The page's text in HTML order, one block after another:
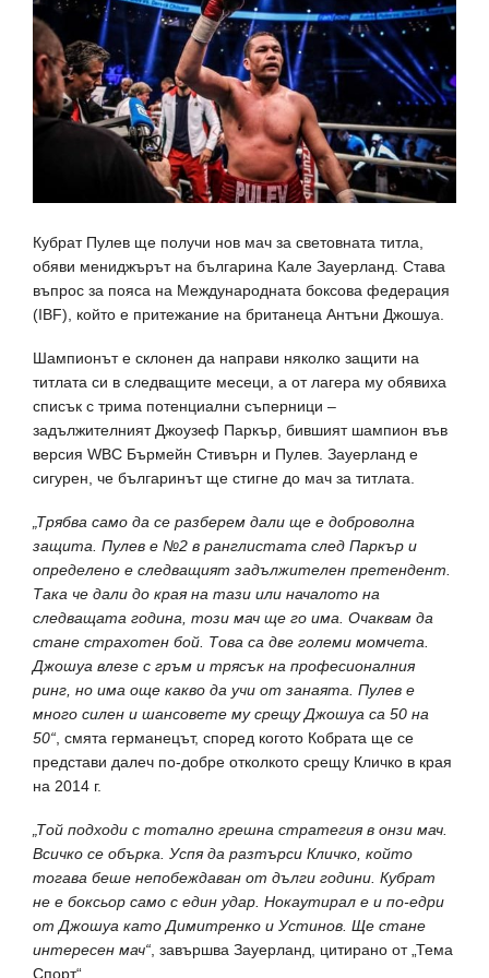
Кубрат Пулев ще получи нов мач за световната титла,
обяви мениджърът на българина Кале Зауерланд. Става
въпрос за пояса на Международната боксова федерация
(IBF), който е притежание на британеца Антъни Джошуа.
Шампионът е склонен да направи няколко защити на
титлата си в следващите месеци, а от лагера му обявиха
списък с трима потенциални съперници –
задължителният Джоузеф Паркър, бившият шампион във
версия WBC Бърмейн Стивърн и Пулев. Зауерланд е
сигурен, че българинът ще стигне до мач за титлата.
„Трябва само да се разберем дали ще е доброволна
защита. Пулев е №2 в ранглистата след Паркър и
определено е следващият задължителен претендент.
Така че дали до края на тази или началото на
следващата година, този мач ще го има. Очаквам да
стане страхотен бой. Това са две големи момчета.
Джошуа влезе с гръм и трясък на професионалния
ринг, но има още какво да учи от занаята. Пулев е
много силен и шансовете му срещу Джошуа са 50 на
50“ , смята германецът, според когото Кобрата ще се
представи далеч по-добре отколкото срещу Кличко в края
на 2014 г.
„Той подходи с тотално грешна стратегия в онзи мач.
Всичко се обърка. Успя да разтърси Кличко, който
тогава беше непобеждаван от дълги години. Кубрат
не е боксьор само с един удар. Нокаутирал е и по-едри
от Джошуа като Димитренко и Устинов. Ще стане
интересен мач“ , завършва Зауерланд, цитирано от „Тема
Спорт“.